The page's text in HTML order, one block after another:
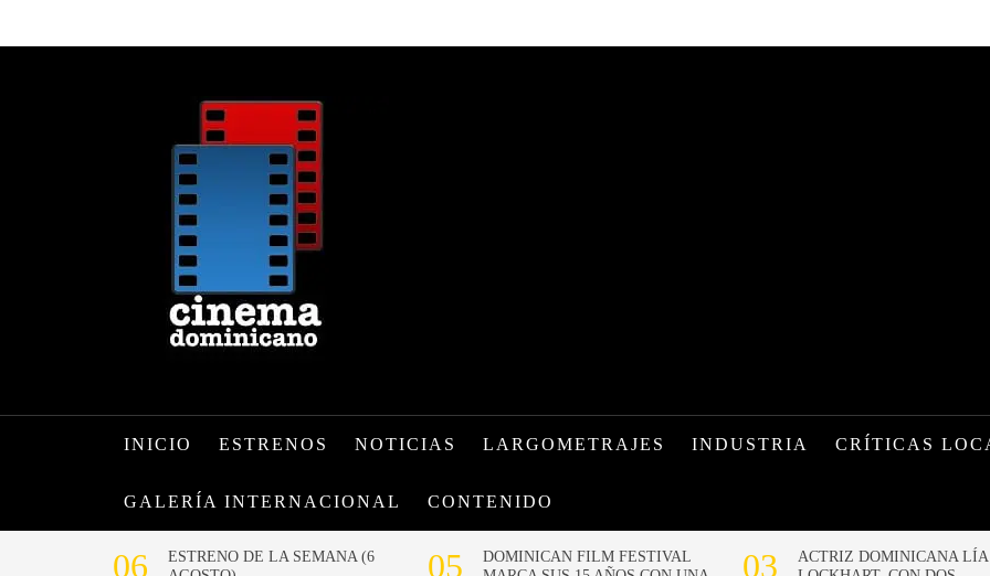
INICIO ESTRENOS NOTICIAS LARGOMETRAJES INDUSTRIA CRÍTICAS
GALERÍA INTERNACIONAL CONTENIDO